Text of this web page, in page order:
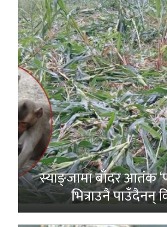
स्याङ्जामा बाँदर आतंक
भित्राउनै पाउँदैनन्